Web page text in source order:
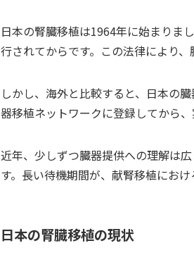
日本の腎臓移植は1964年に始まりま
行されてからです。この法律により
しかし、海外と比較すると、日本の
器移植ネットワークに登録してから
近年、少しずつ臓器提供への理解は
す。長い待機期間が、献腎移植におけ
日本の腎臓移植の現状